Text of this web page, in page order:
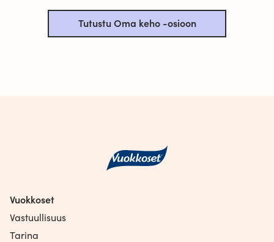
Tutustu Oma keho -osioon
Vuokkoset
Vastuullisuus
Tarina